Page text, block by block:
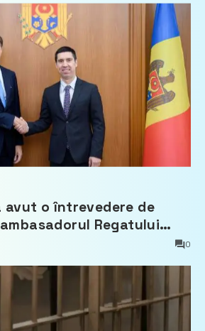
avut o întrevedere de
Regatului
Duijn
0